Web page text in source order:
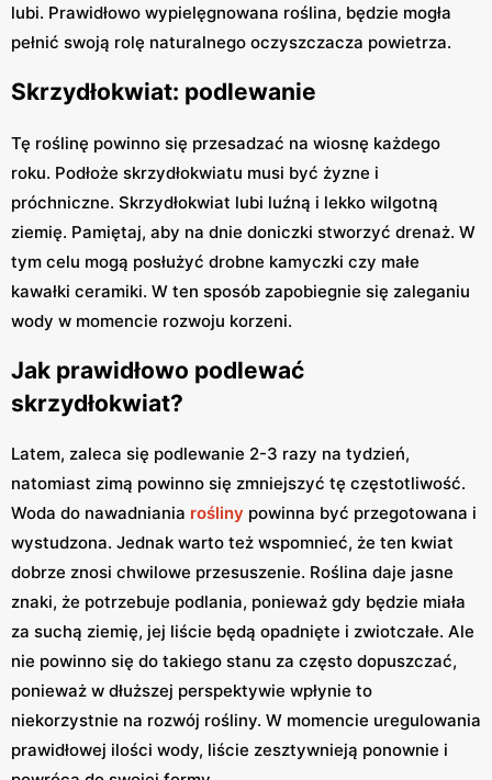
lubi. Prawidłowo wypielęgnowana roślina, będzie mogła
pełnić swoją rolę naturalnego oczyszczacza powietrza.
Skrzydłokwiat: podlewanie
Tę roślinę powinno się przesadzać na wiosnę każdego
roku. Podłoże skrzydłokwiatu musi być żyzne i
próchniczne. Skrzydłokwiat lubi luźną i lekko wilgotną
ziemię. Pamiętaj, aby na dnie doniczki stworzyć drenaż. W
tym celu mogą posłużyć drobne kamyczki czy małe
kawałki ceramiki. W ten sposób zapobiegnie się zaleganiu
wody w momencie rozwoju korzeni.
Jak prawidłowo podlewać
skrzydłokwiat?
Latem, zaleca się podlewanie 2-3 razy na tydzień,
natomiast zimą powinno się zmniejszyć tę częstotliwość.
Woda do nawadniania rośliny powinna być przegotowana i
wystudzona. Jednak warto też wspomnieć, że ten kwiat
dobrze znosi chwilowe przesuszenie. Roślina daje jasne
znaki, że potrzebuje podlania, ponieważ gdy będzie miała
za suchą ziemię, jej liście będą opadnięte i zwiotczałe. Ale
nie powinno się do takiego stanu za często dopuszczać,
ponieważ w dłuższej perspektywie wpłynie to
niekorzystnie na rozwój rośliny. W momencie uregulowania
prawidłowej ilości wody, liście zesztywnieją ponownie i